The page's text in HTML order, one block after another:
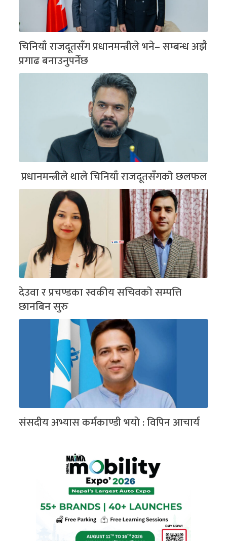
चिनियाँ राजदूतसँग प्रधानमन्त्रीले भने– सम्बन्ध अझै
प्रगाढ बनाउनुपर्नेछ
प्रधानमन्त्रीले थाले चिनियाँ राजदूतसँगको छलफल
देउवा र प्रचण्डका स्वकीय सचिवको सम्पत्ति
छानबिन सुरु
संसदीय अभ्यास कर्मकाण्डी भयो : विपिन आचार्य